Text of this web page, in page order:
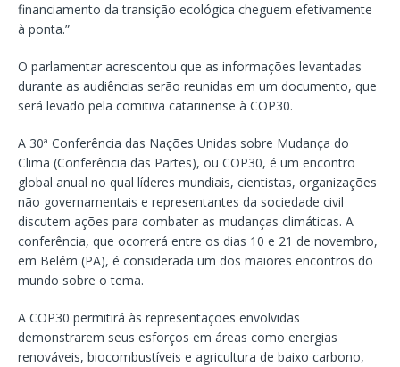
financiamento da transição ecológica cheguem efetivamente
à ponta.”
O parlamentar acrescentou que as informações levantadas
durante as audiências serão reunidas em um documento, que
será levado pela comitiva catarinense à COP30.
A 30ª Conferência das Nações Unidas sobre Mudança do
Clima (Conferência das Partes), ou COP30, é um encontro
global anual no qual líderes mundiais, cientistas, organizações
não governamentais e representantes da sociedade civil
discutem ações para combater as mudanças climáticas. A
conferência, que ocorrerá entre os dias 10 e 21 de novembro,
em Belém (PA), é considerada um dos maiores encontros do
mundo sobre o tema.
A COP30 permitirá às representações envolvidas
demonstrarem seus esforços em áreas como energias
renováveis, biocombustíveis e agricultura de baixo carbono,